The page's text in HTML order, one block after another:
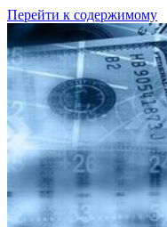
Перейти к содержимому